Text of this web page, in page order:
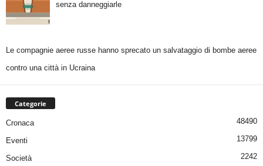
senza danneggiarle
Le compagnie aeree russe hanno sprecato un salvataggio di bombe aeree
contro una città in Ucraina
Categorie
Cronaca 48490
Eventi 13799
Società 2242